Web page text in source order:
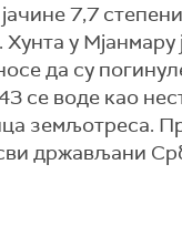
7,7
у
да су
се воде као
земљотреса.
држављани